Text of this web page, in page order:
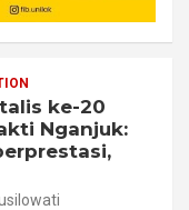
ke-20
Nganjuk: